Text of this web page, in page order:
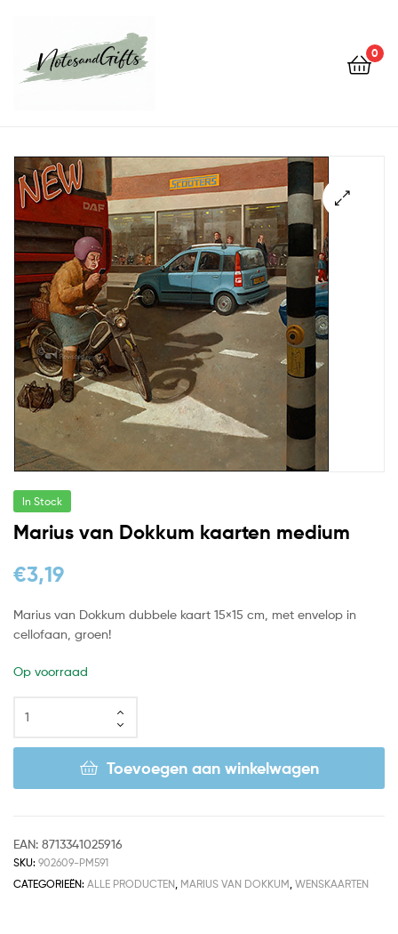
0
In Stock
Marius van Dokkum kaarten medium
€3,19
Marius van Dokkum dubbele kaart 15×15 cm, met envelop in
cellofaan, groen!
Op voorraad
Toevoegen aan winkelwagen
EAN: 8713341025916
SKU: 902609-PM591
CATEGORIEËN: ALLE PRODUCTEN MARIUS VAN DOKKUM WENSKAARTEN